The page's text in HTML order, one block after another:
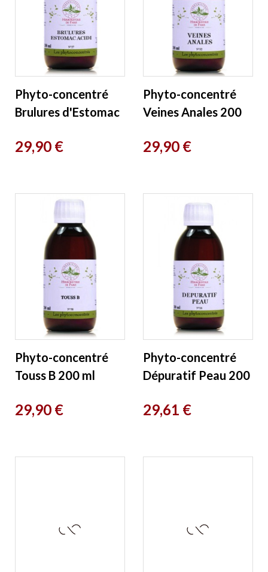
Phyto-concentré
Brulures d'Estomac
Herboristerie de
Prix
29,90 €
Phyto-concentré
Veines Anales 200
Paris
Prix
29,90 €
Phyto-concentré
Touss B 200 ml
Paris
Prix
29,90 €
Phyto-concentré
Dépuratif Peau 200
Paris
Prix
29,61 €